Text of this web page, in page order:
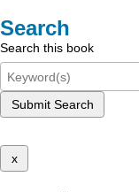
Search
Search this book
Submit Search
x